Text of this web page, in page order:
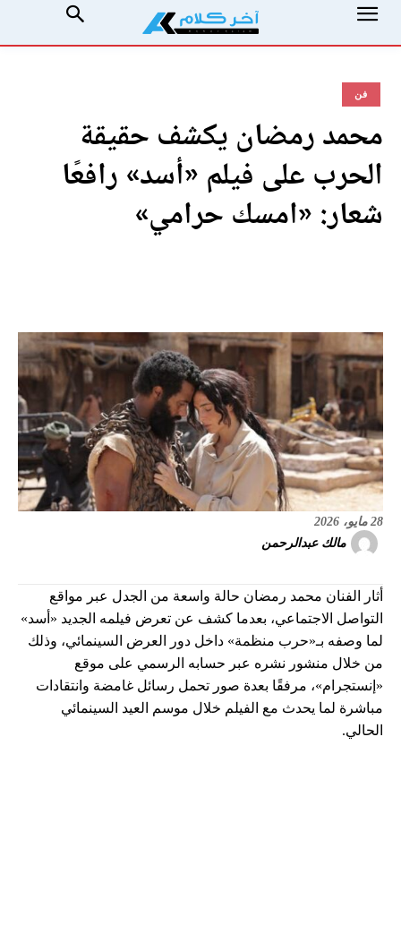
فن
محمد رمضان يكشف حقيقة
الحرب على فيلم «أسد» رافعًا
شعار: «امسك حرامي»
28 مايو، 2026
مالك عبدالرحمن
أثار الفنان محمد رمضان حالة واسعة من الجدل عبر مواقع
التواصل الاجتماعي، بعدما كشف عن تعرض فيلمه الجديد «أسد»
لما وصفه بـ«حرب منظمة» داخل دور العرض السينمائي، وذلك
من خلال منشور نشره عبر حسابه الرسمي على موقع
«إنستجرام»، مرفقًا بعدة صور تحمل رسائل غامضة وانتقادات
مباشرة لما يحدث مع الفيلم خلال موسم العيد السينمائي
الحالي.